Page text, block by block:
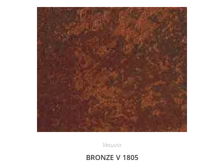
Vesuvio
BRONZE V 1805